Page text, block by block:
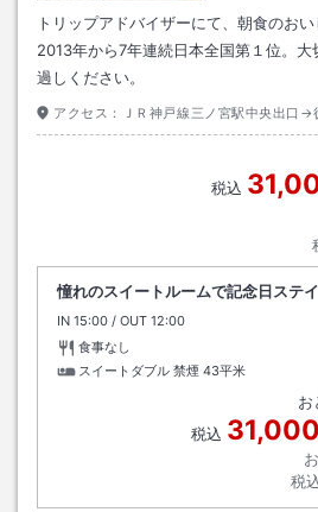
トリップアドバイザーにて、朝食のおい
2013年から7年連続日本全国第１位。
過しください。
アクセス： ＪＲ神戸線三ノ宮駅中央出口→
税込
憧れのスイートルームで記念日ステ
IN チェックイン
15:00 / OUT チェックアウト
12:00
食事なし
スイートダブル 禁煙 43平米
お
税込 31,000
税